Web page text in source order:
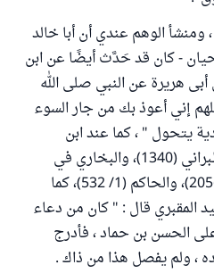
الوهم عندي أن أبا خالد
- كان قد حَدَّث أيضًا عن ابن
هريرة عن النبي صلى الله
إني أعوذ بك من جار السوء
يتحول " ، كما عند ابن
أبي شيبة (8/ 359)، وعنه الطبراني (1340)، والبخاري في
"الأدب" (117)، وابن حبان (2056)، والحاكم (1/ 532)، كما
قال : " كان من دعاء
الحسن بن حماد ، فأدرج
، ولم يفصل هذا من ذاك .